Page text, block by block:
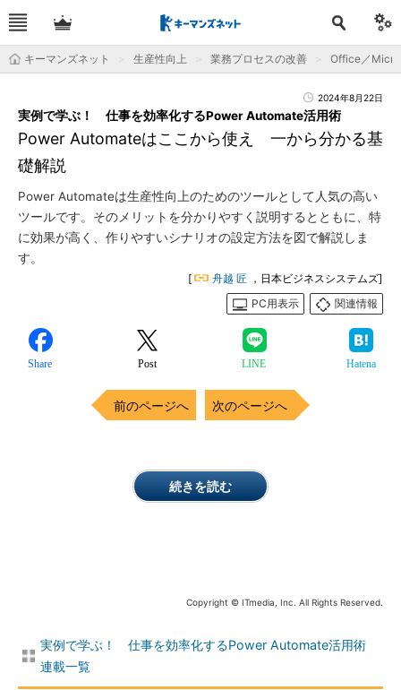
キーマンズネット 生産性向上 業務プロセスの改善 Office／
2024年8月22日
Power Automateはここから使え 一から分かる基
礎解説
実例で学ぶ！ 仕事を効率化するPower Automate活用術
Power Automateは生産性向上のためのツールとして人気の高い
ツールです。そのメリットを分かりやすく説明するとともに、特
に効果が高く、作りやすいシナリオの設定方法を図で解説しま
す。
[ 舟越 匠 ，日本ビジネスシステムズ]
PC用表示
関連情報
Share Post LINE Hatena
前のページへ 次のページへ
続きを読む
Copyright © ITmedia, Inc. All Rights Reserved.
実例で学ぶ！ 仕事を効率化するPower Automate活用術
連載一覧